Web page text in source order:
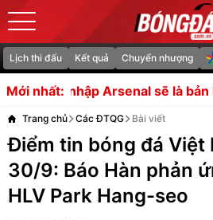
Lịch thi đấu Kết quả Chuyển nhượng
Mới nhất:
sẽ là bản hợp đồng lớn nhất
Trang chủ Các ĐTQG Bài viết
Điểm tin bóng đá Việt
30/9: Báo Hàn phản
HLV Park Hang-seo